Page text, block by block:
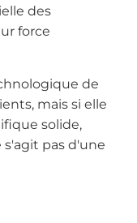
des
force
de
mais si elle
solide,
s'agit pas d'une